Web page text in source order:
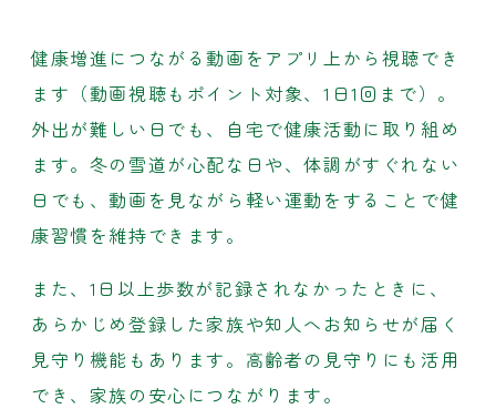
健康増進につながる動画をアプリ上から視聴でき
ます（動画視聴もポイント対象、1日1回まで）。
外出が難しい日でも、自宅で健康活動に取り組め
ます。冬の雪道が心配な日や、体調がすぐれない
日でも、動画を見ながら軽い運動をすることで健
康習慣を維持できます。
また、1日以上歩数が記録されなかったときに、
あらかじめ登録した家族や知人へお知らせが届く
見守り機能もあります。高齢者の見守りにも活用
でき、家族の安心につながります。